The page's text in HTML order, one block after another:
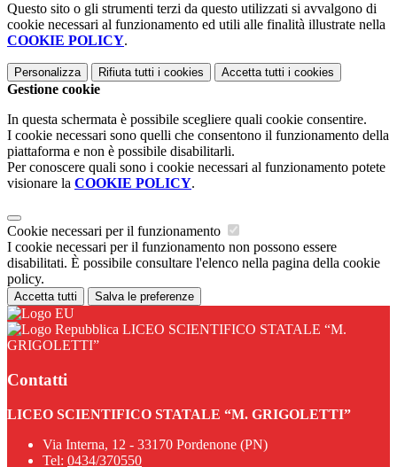
Questo sito o gli strumenti terzi da questo utilizzati si avvalgono di
cookie necessari al funzionamento ed utili alle finalità illustrate nella
COOKIE POLICY.
Personalizza Rifiuta tutti i cookies Accetta tutti i cookies
Gestione cookie
In questa schermata è possibile scegliere quali cookie consentire.
I cookie necessari sono quelli che consentono il funzionamento della
piattaforma e non è possibile disabilitarli.
Per conoscere quali sono i cookie necessari al funzionamento potete
visionare la COOKIE POLICY.
Cookie necessari per il funzionamento
I cookie necessari per il funzionamento non possono essere
disabilitati. È possibile consultare l'elenco nella pagina della cookie
policy.
Accetta tutti Salva le preferenze
LICEO SCIENTIFICO STATALE “M.
GRIGOLETTI”
Contatti
LICEO SCIENTIFICO STATALE “M. GRIGOLETTI”
Via Interna, 12 - 33170 Pordenone (PN)
Tel: 0434/370550